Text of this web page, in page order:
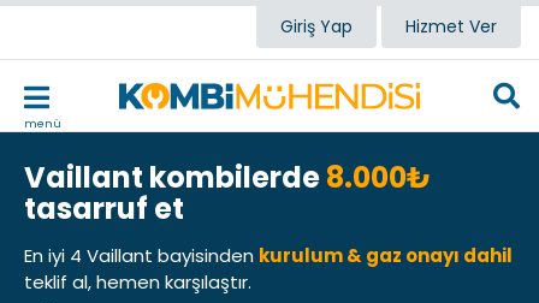
Giriş Yap Hizmet Ver
menü
Vaillant kombilerde8.000₺
tasarruf et
En iyi 4 Vaillant bayisinden kurulum & gaz onayı dahil
teklif al, hemen karşılaştır.